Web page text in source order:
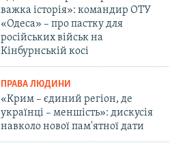
важка історія»: командир ОТУ
«Одеса» – про пастку для
російських військ на
Кінбурнській косі
ПРАВА ЛЮДИНИ
«Крим – єдиний регіон, де
українці – меншість»: дискусія
навколо нової пам'ятної дати